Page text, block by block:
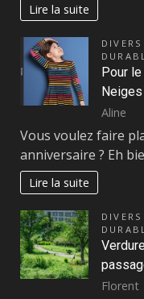
Lire la suite
Pour
Neiges
Aline
Vous voulez faire
anniversaire ? Eh
Lire la suite
Florent